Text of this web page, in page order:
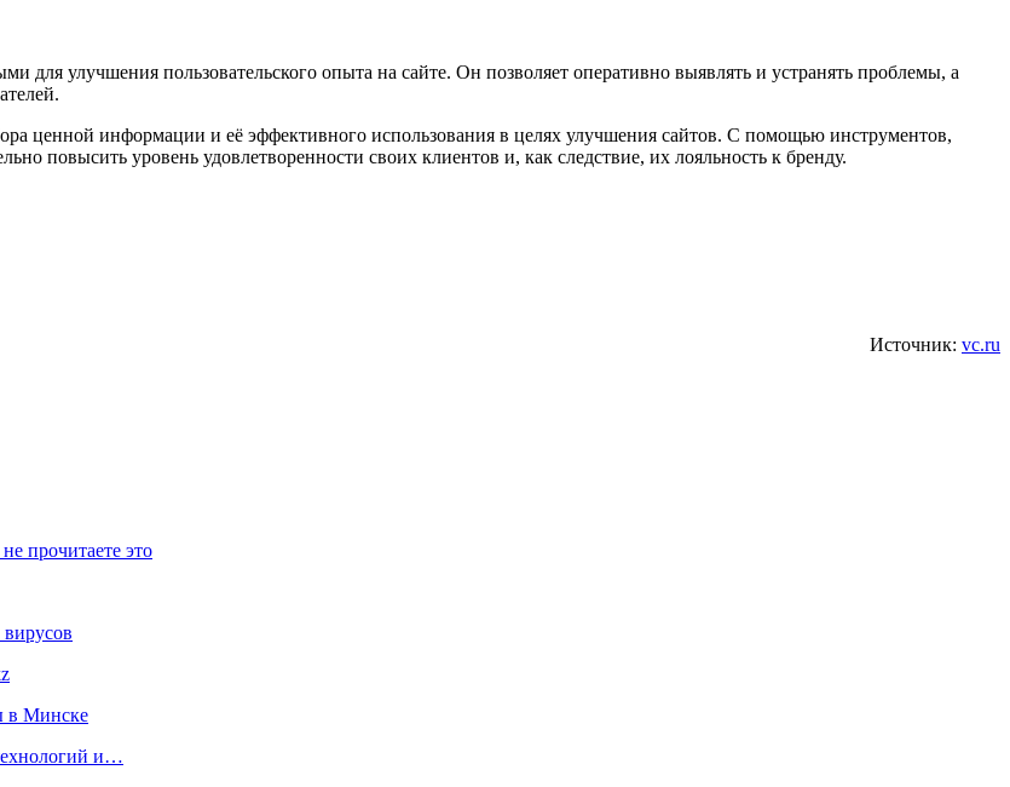
для улучшения пользовательского опыта на сайте. Он позволяет оперативно выявлять и устранять проблемы, а
ценной информации и её эффективного использования в целях улучшения сайтов. С помощью инструментов,
повысить уровень удовлетворенности своих клиентов и, как следствие, их лояльность к бренду.
Источник: vc.ru
прочитаете это
в Минске
и…